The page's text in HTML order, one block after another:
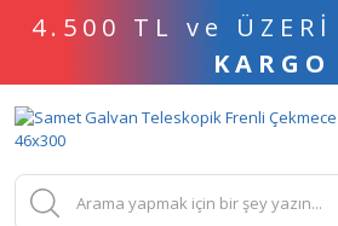
4.500 TL ve ÜZERİ
KARGO